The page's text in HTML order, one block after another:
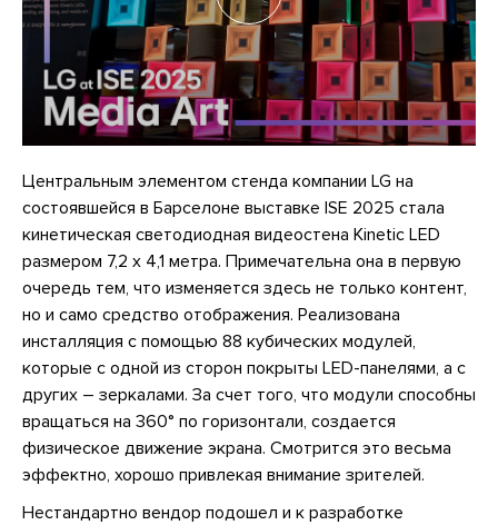
Центральным элементом стенда компании LG на
состоявшейся в Барселоне выставке ISE 2025 стала
кинетическая светодиодная видеостена Kinetic LED
размером 7,2 x 4,1 метра. Примечательна она в первую
очередь тем, что изменяется здесь не только контент,
но и само средство отображения. Реализована
инсталляция с помощью 88 кубических модулей,
которые с одной из сторон покрыты LED-панелями, а с
других – зеркалами. За счет того, что модули способны
вращаться на 360° по горизонтали, создается
физическое движение экрана. Смотрится это весьма
эффектно, хорошо привлекая внимание зрителей.
Нестандартно вендор подошел и к разработке